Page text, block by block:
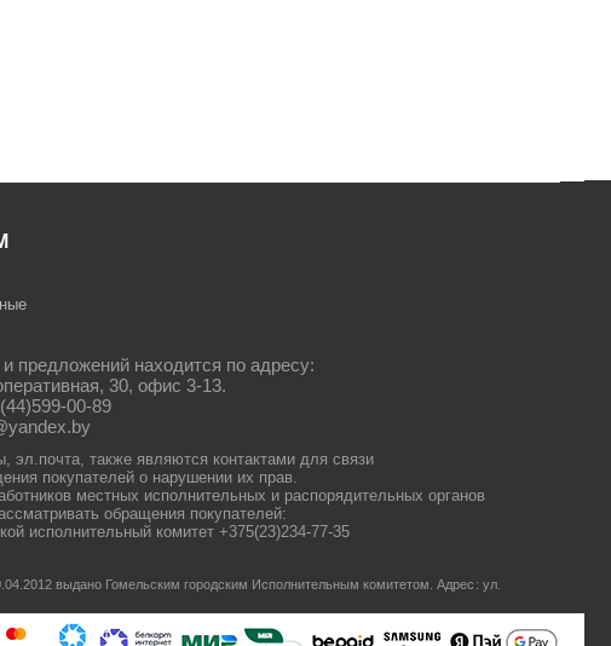
предложений находится по адресу:
30, офис 3-13.
00-89
эл.почта, также являются контактами для связи
покупателей о нарушении их прав.
местных исполнительных и распорядительных органов
обращения покупателей:
исполнительный комитет +375(23)234-77-35
выдано Гомельским городским Исполнительным комитетом.Адрес: ул.